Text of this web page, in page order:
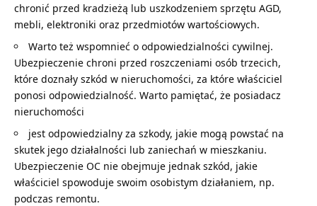
chronić przed kradzieżą lub uszkodzeniem sprzętu AGD,
mebli, elektroniki oraz przedmiotów wartościowych.
Warto też wspomnieć o odpowiedzialności cywilnej.
Ubezpieczenie chroni przed roszczeniami osób trzecich,
które doznały szkód w nieruchomości, za które właściciel
ponosi odpowiedzialność. Warto pamiętać, że posiadacz
nieruchomości
jest odpowiedzialny za szkody, jakie mogą powstać na
skutek jego działalności lub zaniechań w mieszkaniu.
Ubezpieczenie OC nie obejmuje jednak szkód, jakie
właściciel spowoduje swoim osobistym działaniem, np.
podczas remontu.